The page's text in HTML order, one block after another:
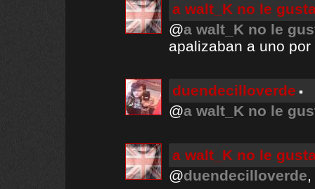
a walt_K no le
@a walt_K no le
apalizaban a uno
duendecilloverde
@a walt_K no le
a walt_K no le
@duendecilloverde